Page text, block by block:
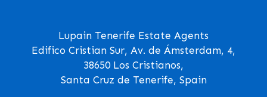
Lupain Tenerife Estate Agents
Edifico Cristian Sur, Av. de Ámsterdam, 4,
38650 Los Cristianos,
Santa Cruz de Tenerife, Spain